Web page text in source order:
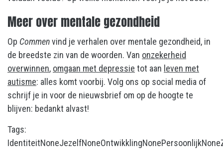
Meer over mentale gezondheid
Op Commenvind je verhalen over mentale gezondheid, in
de breedste zin van de woorden. Van onzekerheid
overwinnen, omgaan met depressie tot aan leven met
autisme: alles komt voorbij. Volg ons op social media of
schrijf je in voor de nieuwsbrief om op de hoogte te
blijven: bedankt alvast!
Tags:
IdentiteitNoneJezelfNoneOntwikklingNonePersoonlijkNone